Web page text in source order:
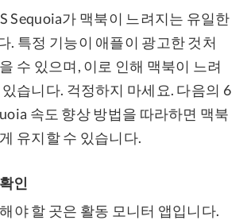
Sequoia가 맥북이 느려지는 유일한
. 특정 기능이 애플이 광고한 것처
수 있으며, 이로 인해 맥북이 느려
습니다. 걱정하지 마세요. 다음의 6
속도 향상 방법을 따라하면 맥북
유지할 수 있습니다.
인
야 할 곳은 활동 모니터 앱입니다.